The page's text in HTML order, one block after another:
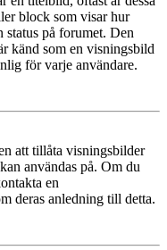
block som visar hur
på forumet. Den
känd som en visningsbild
för varje användare.
att tillåta visningsbilder
användas på. Om du
en
deras anledning till detta.